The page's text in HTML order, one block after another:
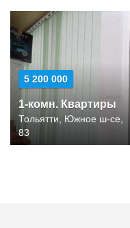
5 200 000
1-комн. Квартиры
Тольятти, Южное ш-се,
83